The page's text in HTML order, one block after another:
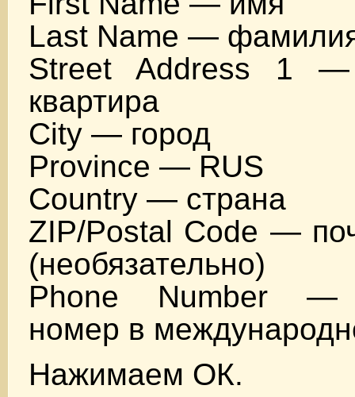
Last Name —
Street Address 1
квартира
City — город
Province — RUS
Country — страна
ZIP/Postal Code —
(необязательно)
Phone Number —
номер в
Нажимаем ОК.